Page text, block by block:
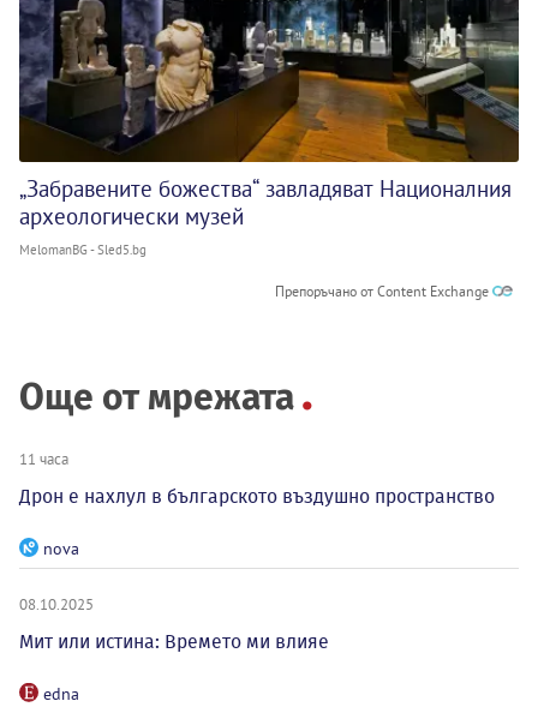
„Забравените божества“ завладяват Националния
археологически музей
MelomanBG - Sled5.bg
Препоръчано от Content Exchange
Още от мрежата
11 часа
Дрон е нахлул в българското въздушно пространство
nova
08.10.2025
Мит или истина: Времето ми влияе
edna